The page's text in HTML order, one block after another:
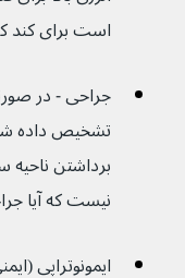
است برای کند
جراحی - در
برداشتن
نیست که آیا
ایمونوتراپی